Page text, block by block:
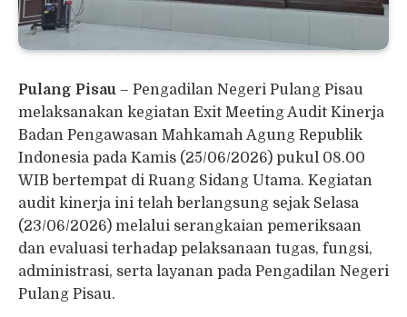
Pulang Pisau – Pengadilan Negeri Pulang Pisau
melaksanakan kegiatan Exit Meeting Audit Kinerja
Badan Pengawasan Mahkamah Agung Republik
Indonesia pada Kamis (25/06/2026) pukul 08.00
WIB bertempat di Ruang Sidang Utama. Kegiatan
audit kinerja ini telah berlangsung sejak Selasa
(23/06/2026) melalui serangkaian pemeriksaan
dan evaluasi terhadap pelaksanaan tugas, fungsi,
administrasi, serta layanan pada Pengadilan Negeri
Pulang Pisau.